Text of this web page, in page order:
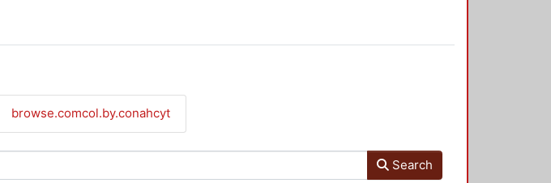
browse.comcol.by.conahcyt
Search